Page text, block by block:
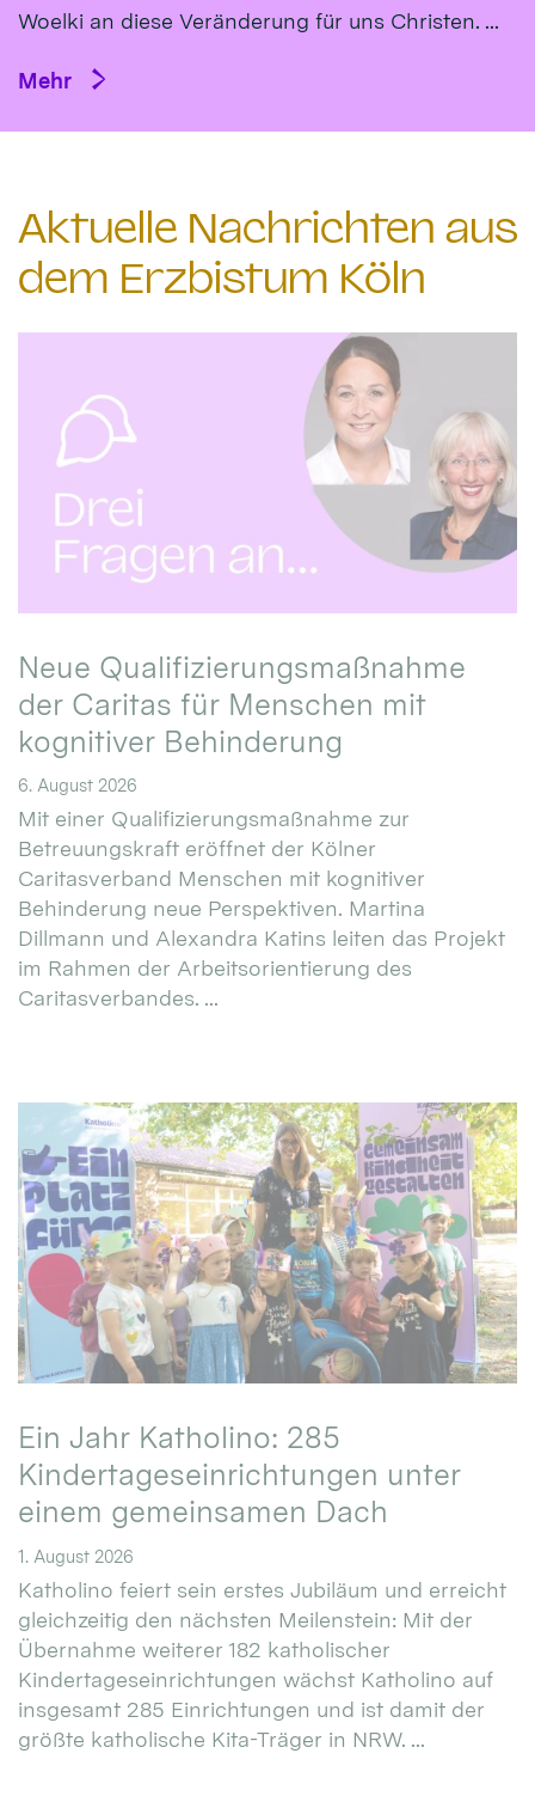
Woelki an diese Veränderung für uns Christen. ...
Mehr
Aktuelle Nachrichten aus
dem Erzbistum Köln
Neue Qualifizierungsmaßnahme
der Caritas für Menschen mit
kognitiver Behinderung
6. August 2026
Mit einer Qualifizierungsmaßnahme zur
Betreuungskraft eröffnet der Kölner
Caritasverband Menschen mit kognitiver
Behinderung neue Perspektiven. Martina
Dillmann und Alexandra Katins leiten das Projekt
im Rahmen der Arbeitsorientierung des
Caritasverbandes. ...
Ein Jahr Katholino: 285
Kindertageseinrichtungen unter
einem gemeinsamen Dach
1. August 2026
Katholino feiert sein erstes Jubiläum und erreicht
gleichzeitig den nächsten Meilenstein: Mit der
Übernahme weiterer 182 katholischer
Kindertageseinrichtungen wächst Katholino auf
insgesamt 285 Einrichtungen und ist damit der
größte katholische Kita-Träger in NRW. ...